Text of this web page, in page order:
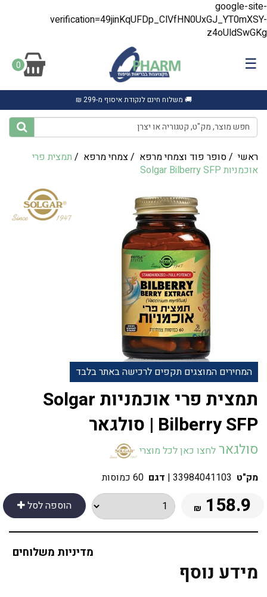
google-site-
verification=49jinKqUFDp_ClVfHN0UxGJ_YT0mXSY-
z4oUldSwGKg
☰
0
🚚 משלוח חינם לנקודת איסוף מ-299 ₪
ראשי /סופר פוד וצמחי מרפא /צמחי מרפא / תמצית פרי
אוכמניות Solgar Bilberry SFP
המחירים המוצגים תקפים לרכישה באתר בלבד
תמצית פרי אוכמניות Solgar
Bilberry SFP | סולגאר
סולגאר לחצו כאן לכל מוצרי
מק"ט 33984041103
| דגם 60 כמוסות
הוספה לסל
158.9
₪
מדיניות משלוחים
מידע נוסף